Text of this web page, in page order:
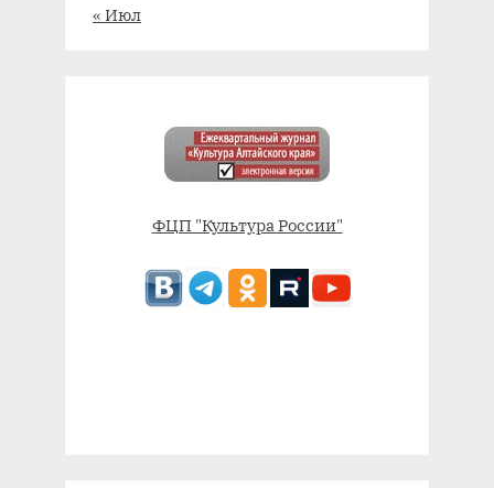
« Июл
ФЦП "Культура России"